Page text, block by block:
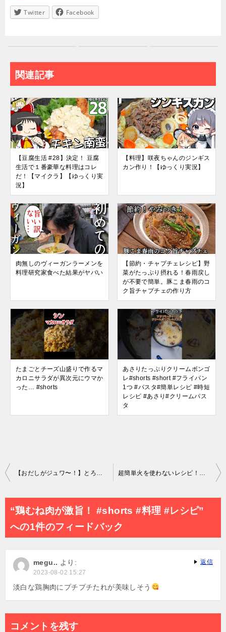
Twitter Facebook
関連記事
【豆腐生活 #28】決定！ 豆腐
生活で１番豪華な料理はコレ
だ！【マイクラ】【ゆっくり実
況】
【料理】咲夜ちゃんのジンギス
カン作り！【ゆっくり実況】
肉無しのヴィーガンラーメンを
料理研究家食べた結果がヤバい
【節約・チャプチェレシピ】野
菜がたっぷり摂れる！春雨戻し
が不要で簡単。豚こま春雨のコ
ク旨チャプチェの作り方
たまごとチーズ山盛りで作るマ
カロニサラダが異次元にウマか
った… #shorts
あさりたっぷりクリームボンゴ
レ#shorts #short #フライパン
1つ #パスタ#簡単レシピ #時短
レシピ #あさり#クリームパス
タ
投
ゲ
シ
ョ
“鶏むね肉が激旨！ #shorts #料理 #レシピ”
への1件のフィードバック
megu.. より:
2023-08-02 15:27
淡白な鶏胸肉にプチプチたれが美味しそう
返信
コメントを残す